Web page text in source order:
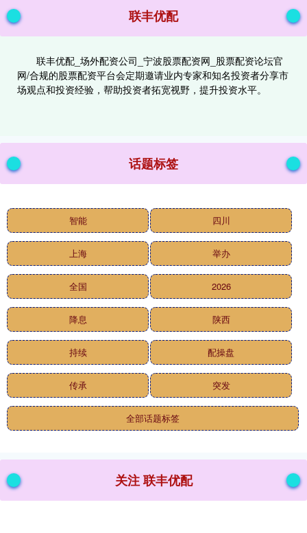
联丰优配
联丰优配_场外配资公司_宁波股票配资网_股票配资论坛官
网/合规的股票配资平台会定期邀请业内专家和知名投资者分享市
场观点和投资经验，帮助投资者拓宽视野，提升投资水平。
话题标签
智能 四川
上海 举办
全国 2026
降息 陕西
持续 配操盘
传承 突发
全部话题标签
关注 联丰优配